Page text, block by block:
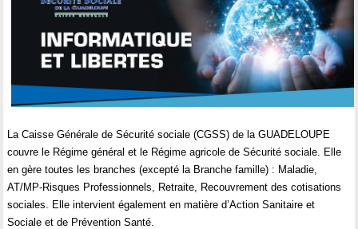
La Caisse Générale de Sécurité sociale (CGSS) de la GUADELOUPE
couvre le Régime général et le Régime agricole de Sécurité sociale. Elle
en gère toutes les branches (excepté la Branche famille) : Maladie,
AT/MP-Risques Professionnels, Retraite, Recouvrement des cotisations
sociales. Elle intervient également en matière d’Action Sanitaire et
Sociale et de Prévention Santé.